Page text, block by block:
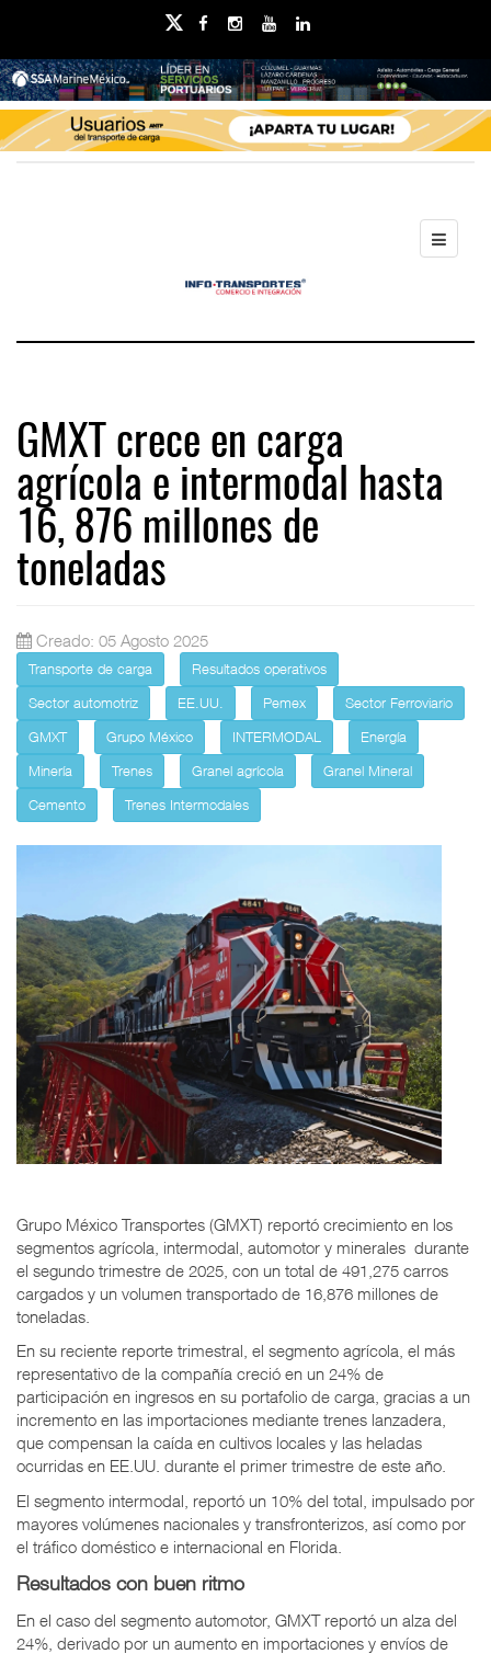
GMXT crece en carga
agrícola e intermodal hasta
16, 876 millones de
toneladas
Creado: 05 Agosto 2025
Transporte de carga
Resultados operativos
Sector automotriz
EE.UU. Pemex
Sector Ferroviario
GMXT
Grupo México INTERMODAL
Energía
Minería
Trenes Granel agrícola
Granel Mineral
Cemento
Trenes Intermodales
Grupo México Transportes (GMXT) reportó crecimiento en los
segmentos agrícola, intermodal, automotor y minerales durante
el segundo trimestre de 2025, con un total de 491,275 carros
cargados y un volumen transportado de 16,876 millones de
toneladas.
En su reciente reporte trimestral, el segmento agrícola, el más
representativo de la compañía creció en un 24% de
participación en ingresos en su portafolio de carga, gracias a un
incremento en las importaciones mediante trenes lanzadera,
que compensan la caída en cultivos locales y las heladas
ocurridas en EE.UU. durante el primer trimestre de este año.
El segmento intermodal, reportó un 10% del total, impulsado por
mayores volúmenes nacionales y transfronterizos, así como por
el tráfico doméstico e internacional en Florida.
Resultados con buen ritmo
En el caso del segmento automotor, GMXT reportó un alza del
24%, derivado por un aumento en importaciones y envíos de